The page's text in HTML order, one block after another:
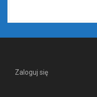
Zaloguj się